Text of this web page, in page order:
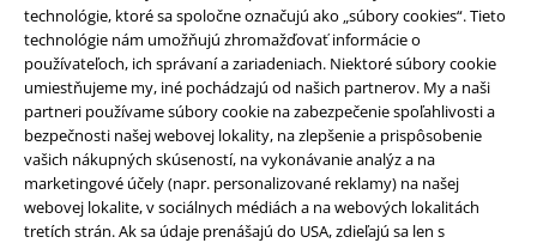
technológie, ktoré sa spoločne označujú ako „súbory cookies“. Tieto
technológie nám umožňujú zhromažďovať informácie o
používateľoch, ich správaní a zariadeniach. Niektoré súbory cookie
umiestňujeme my, iné pochádzajú od našich partnerov. My a naši
partneri používame súbory cookie na zabezpečenie spoľahlivosti a
bezpečnosti našej webovej lokality, na zlepšenie a prispôsobenie
vašich nákupných skúseností, na vykonávanie analýz a na
marketingové účely (napr. personalizované reklamy) na našej
webovej lokalite, v sociálnych médiách a na webových lokalitách
tretích strán. Ak sa údaje prenášajú do USA, zdieľajú sa len s